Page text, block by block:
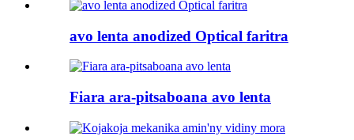
avo lenta anodized Optical faritra
Fiara ara-pitsaboana avo lenta